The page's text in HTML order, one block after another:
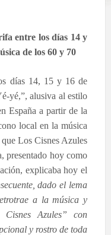
entre los días 14 y
de los 60 y 70
días 14, 15 y 16 de
yé,”, alusiva al estilo
España a partir de la
local en la música
Los Cisnes Azules
presentado hoy como
explicaba hoy el
dado el lema
a la música y
Azules” con
y rostro de toda